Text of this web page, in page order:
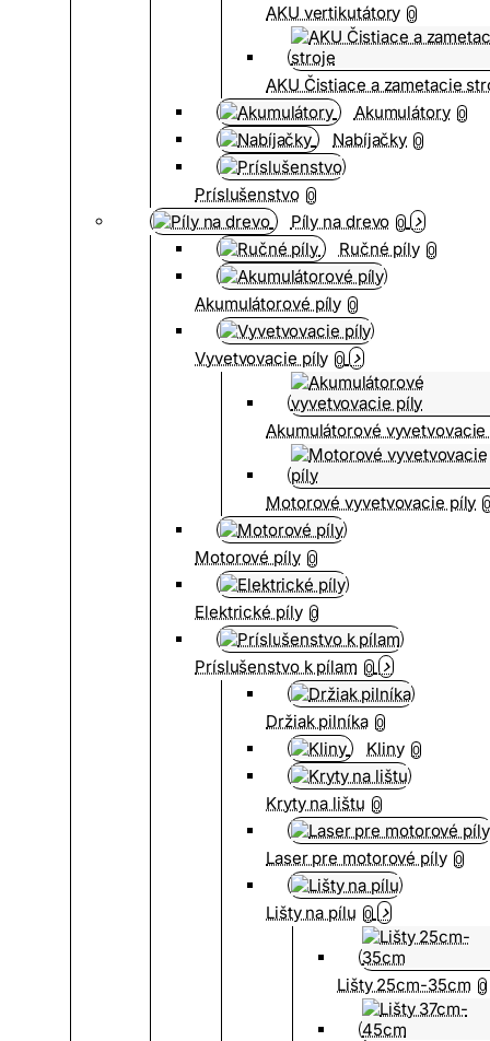
AKU vertikutátory 0
AKU Čistiace a zametacie
Akumulátory 0
Nabíjačky 0
Príslušenstvo 0
Píly na drevo 0
Ručné píly 0
Akumulátorové píly 0
Vyvetvovacie píly 0
Akumulátorové
Motorové vyvetvovacie píly
Motorové píly 0
Elektrické píly 0
Príslušenstvo k pílam 0
Držiak pilníka 0
Kliny 0
Kryty na lištu 0
Laser pre motorové píly 0
Lišty na pílu 0
Lišty 25cm-35cm 0